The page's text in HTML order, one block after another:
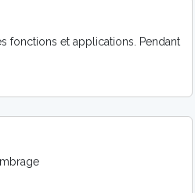
fonctions et applications. Pendant